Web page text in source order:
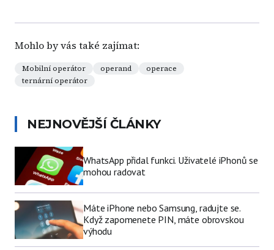
Mohlo by vás také zajímat:
Mobilní operátor operand
operace
ternární operátor
NEJNOVĚJŠÍ ČLÁNKY
WhatsApp přidal funkci. Uživatelé iPhonů se
mohou radovat
Máte iPhone nebo Samsung, radujte se.
Když zapomenete PIN, máte obrovskou
výhodu